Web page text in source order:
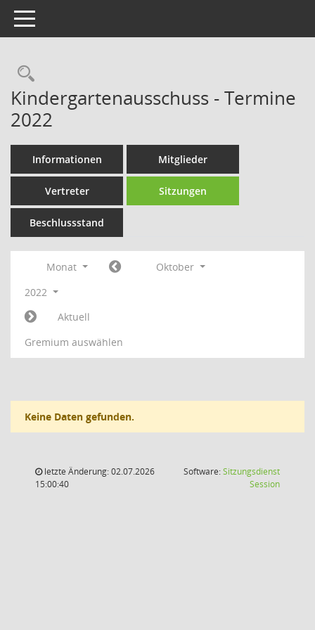
Toggle navigation
Rechercheauswahl
Kindergartenausschuss - Termine
2022
Informationen Mitglieder
Vertreter Sitzungen
Beschlussstand
Monat
Oktober
2022
Aktuell
Gremium auswählen
Keine Daten gefunden.
letzte Änderung: 02.07.2026
15:00:40
Software:Sitzungsdienst
Session(Wird in